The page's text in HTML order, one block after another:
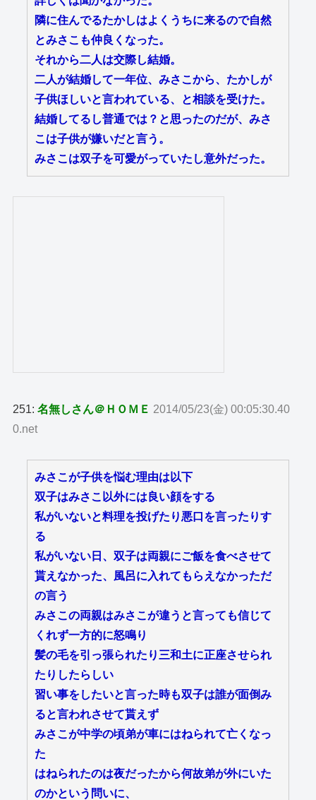
隣に住んでるたかしはよくうちに来るので自然
とみさこも仲良くなった。
それから二人は交際し結婚。
二人が結婚して一年位、みさこから、たかしが
子供ほしいと言われている、と相談を受けた。
結婚してるし普通では？と思ったのだが、みさ
こは子供が嫌いだと言う。
みさこは双子を可愛がっていたし意外だった。
251:名無しさん＠ＨＯＭＥ 2014/05/23(金) 00:05:30.40
0.net
みさこが子供を悩む理由は以下
双子はみさこ以外には良い顔をする
私がいないと料理を投げたり悪口を言ったりす
る
私がいない日、双子は両親にご飯を食べさせて
貰えなかった、風呂に入れてもらえなかっただ
の言う
みさこの両親はみさこが違うと言っても信じて
くれず一方的に怒鳴り
髪の毛を引っ張られたり三和土に正座させられ
たりしたらしい
習い事をしたいと言った時も双子は誰が面倒み
ると言われさせて貰えず
みさこが中学の頃弟が車にはねられて亡くなっ
た
はねられたのは夜だったから何故弟が外にいた
のかという問いに、